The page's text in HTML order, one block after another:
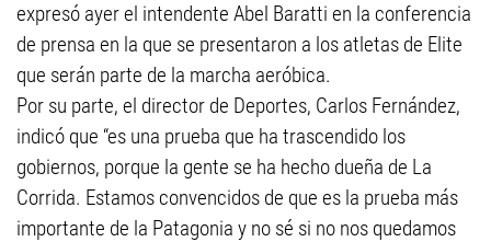
expresó ayer el intendente Abel Baratti en la conferencia
de prensa en la que se presentaron a los atletas de Elite
que serán parte de la marcha aeróbica.
Por su parte, el director de Deportes, Carlos Fernández,
indicó que “es una prueba que ha trascendido los
gobiernos, porque la gente se ha hecho dueña de La
Corrida. Estamos convencidos de que es la prueba más
importante de la Patagonia y no sé si no nos quedamos